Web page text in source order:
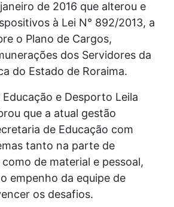
de 2016 que alterou e
à Lei N° 892/2013, a
o Plano de Cargos,
dos Servidores da
do Estado de Roraima.
e Desporto Leila
que a atual gestão
de Educação com
tanto na parte de
de material e pessoal,
empenho da equipe de
os desafios.